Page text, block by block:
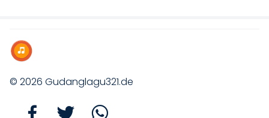
© 2026 Gudanglagu321.de